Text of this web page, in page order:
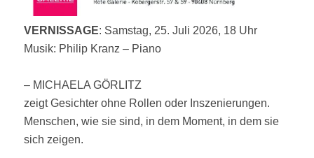
VERNISSAGE: Samstag, 25. Juli 2026, 18 Uhr
Musik: Philip Kranz – Piano
– MICHAELA GÖRLITZ
zeigt Gesichter ohne Rollen oder Inszenierungen.
Menschen, wie sie sind, in dem Moment, in dem sie
sich zeigen.